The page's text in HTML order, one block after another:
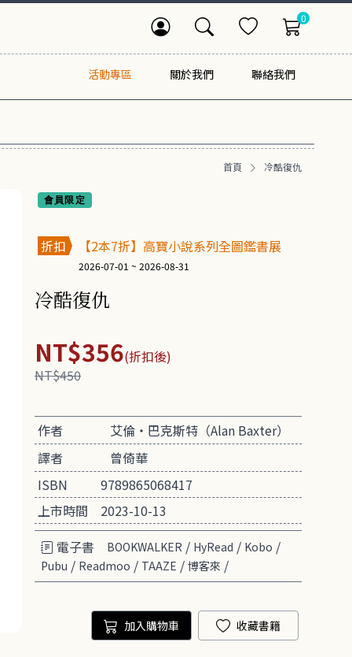
0
活動專區 關於我們 聯絡我們
首頁 冷酷復仇
會員限定
折扣 【2本7折】高寶小說系列全圖鑑書展
2026-07-01 ~ 2026-08-31
冷酷復仇
NT$356(折扣後)
NT$450
作者
艾倫・巴克斯特（Alan Baxter）
譯者
曾倚華
ISBN
9789865068417
上市時間
2023-10-13
電子書
BOOKWALKER / HyRead / Kobo /
Pubu / Readmoo / TAAZE / 博客來 /
加入購物車 收藏書籍